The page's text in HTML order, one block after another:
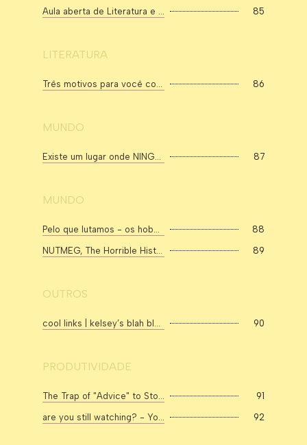
Aula aberta de Literatura e Sociedade com Daniel Puglia e Débora Tavares 85
LITERATURA
Três motivos para você começar a ler literatura fantástica 86
MUNDO
Existe um lugar onde NINGUÉM nunca foi? 87
MUNDO
Pelo que lutamos - os hobbits, Palestina x Israel e por que isso deveria importar pra você. 88
NUTMEG, The Horrible History Behind The Popular Spice 89
OUTROS
cool links | kelsey’s blah blah blahg 90
PRODUTIVIDADE
The Trap of "Advice" to Stop Doomscrolling 91
are you still watching? - YouTube 92